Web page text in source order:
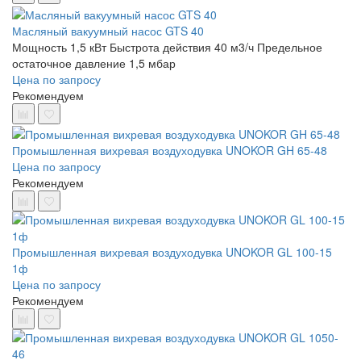
Масляный вакуумный насос GTS 40
Мощность 1,5 кВт Быстрота действия 40 м3/ч Предельное
остаточное давление 1,5 мбар
Цена по запросу
Рекомендуем
Промышленная вихревая воздуходувка UNOKOR GH 65-48
Цена по запросу
Рекомендуем
Промышленная вихревая воздуходувка UNOKOR GL 100-15
1ф
Цена по запросу
Рекомендуем